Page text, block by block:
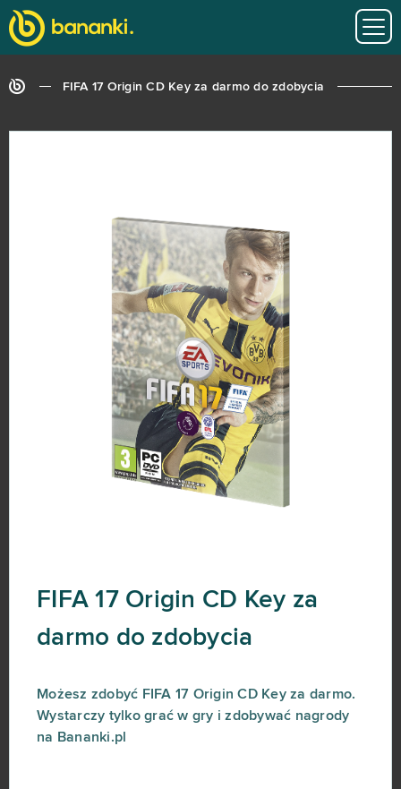
FIFA 17 Origin CD Key za darmo do zdobycia
FIFA 17 Origin CD Key za
darmo do zdobycia
Możesz zdobyć FIFA 17 Origin CD Key za darmo.
Wystarczy tylko grać w gry i zdobywać nagrody
na Bananki.pl